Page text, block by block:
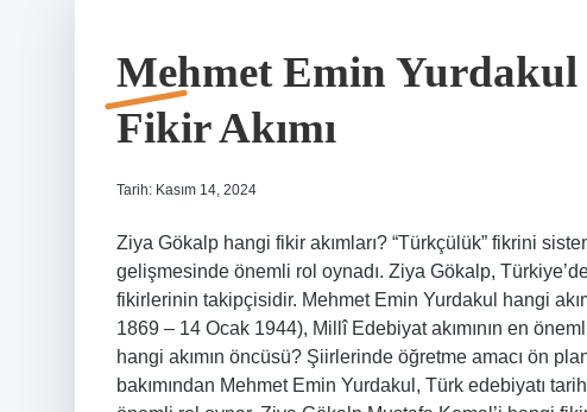
Mehmet Emin
Fikir Akımı
Tarih: Kasım 14, 2024
Ziya Gökalp hangi fikir akımları? “Türkçülük” fikrini
gelişmesinde önemli rol oynadı. Ziya Gökalp,
fikirlerinin takipçisidir. Mehmet Emin Yurdakul hangi
1869 – 14 Ocak 1944), Millî Edebiyat akımının en
hangi akımın öncüsü? Şiirlerinde öğretme amacı ön
bakımından Mehmet Emin Yurdakul, Türk edebiyatı